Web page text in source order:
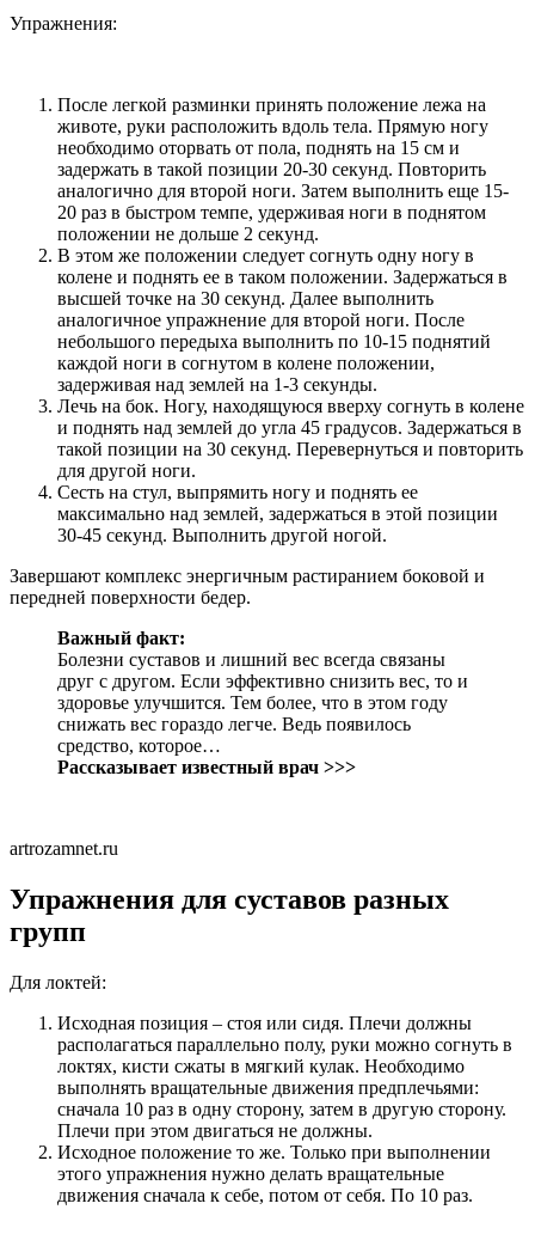
Упражнения:
После легкой разминки принять положение лежа на
животе, руки расположить вдоль тела. Прямую ногу
необходимо оторвать от пола, поднять на 15 см и
задержать в такой позиции 20-30 секунд. Повторить
аналогично для второй ноги. Затем выполнить еще 15-
20 раз в быстром темпе, удерживая ноги в поднятом
положении не дольше 2 секунд.
В этом же положении следует согнуть одну ногу в
колене и поднять ее в таком положении. Задержаться в
высшей точке на 30 секунд. Далее выполнить
аналогичное упражнение для второй ноги. После
небольшого передыха выполнить по 10-15 поднятий
каждой ноги в согнутом в колене положении,
задерживая над землей на 1-3 секунды.
Лечь на бок. Ногу, находящуюся вверху согнуть в колене
и поднять над землей до угла 45 градусов. Задержаться в
такой позиции на 30 секунд. Перевернуться и повторить
для другой ноги.
Сесть на стул, выпрямить ногу и поднять ее
максимально над землей, задержаться в этой позиции
30-45 секунд. Выполнить другой ногой.
Завершают комплекс энергичным растиранием боковой и
передней поверхности бедер.
Важный факт:
Болезни суставов и лишний вес всегда связаны
друг с другом. Если эффективно снизить вес, то и
здоровье улучшится. Тем более, что в этом году
снижать вес гораздо легче. Ведь появилось
средство, которое…
Рассказывает известный врач >>>
artrozamnet.ru
Упражнения для суставов разных
групп
Для локтей:
Исходная позиция – стоя или сидя. Плечи должны
располагаться параллельно полу, руки можно согнуть в
локтях, кисти сжаты в мягкий кулак. Необходимо
выполнять вращательные движения предплечьями:
сначала 10 раз в одну сторону, затем в другую сторону.
Плечи при этом двигаться не должны.
Исходное положение то же. Только при выполнении
этого упражнения нужно делать вращательные
движения сначала к себе, потом от себя. По 10 раз.